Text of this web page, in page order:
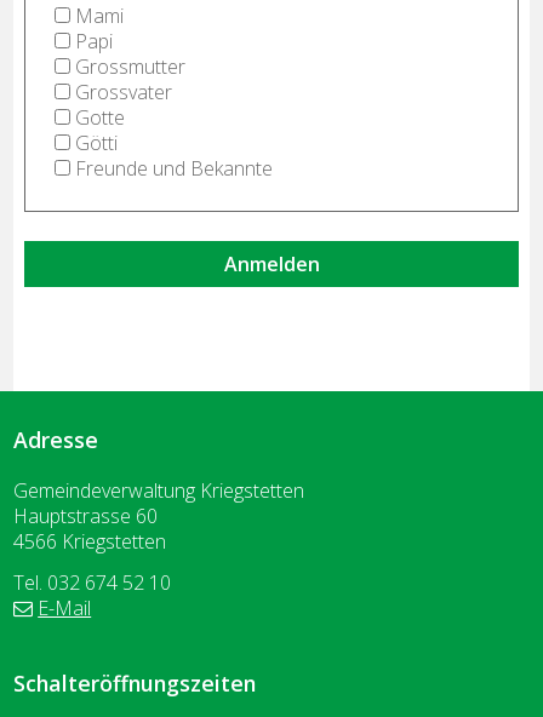
Mami
Papi
Grossmutter
Grossvater
Gotte
Götti
Freunde und Bekannte
Anmelden
Adresse
Gemeindeverwaltung Kriegstetten
Hauptstrasse 60
4566 Kriegstetten
Tel. 032 674 52 10
E-Mail
Schalteröffnungszeiten